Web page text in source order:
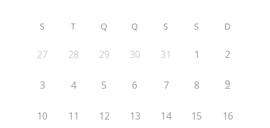
S T Q Q S S D
27 28 29 30 31 1 2
3 4 5 6 7 8 9
10 11 12 13 14 15 16